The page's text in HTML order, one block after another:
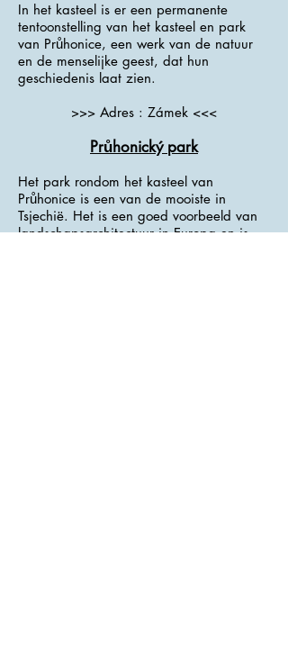
In het kasteel is er een permanente
tentoonstelling van het kasteel en park
van Průhonice, een werk van de natuur
en de menselijke geest, dat hun
geschiedenis laat zien.
>>> Adres : Zámek <<<
Průhonický park
Het park rondom het kasteel van
Průhonice is een van de mooiste in
Tsjechië. Het is een goed voorbeeld van
landschapsarchitectuur in Europa en is